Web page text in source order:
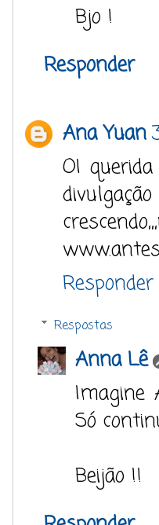
Bjo !
Responder
Ana Yuan
OI
Responder
Respostas
Anna Lê
Imagine
Só
Beijão !!